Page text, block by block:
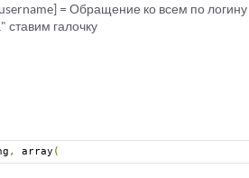
= Обращение ко всем по логину
ставим галочку
, array (